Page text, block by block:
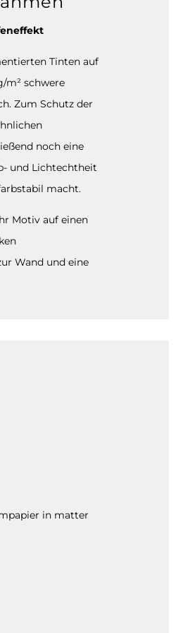
Tinten auf
m² schwere
Zum Schutz der
noch eine
und Lichtechtheit
macht.
Motiv auf einen
Wand und eine
in matter